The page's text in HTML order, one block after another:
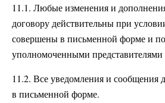
11.1. Любые изменения и
договору действительны при
совершены в письменной форме и
уполномоченными представителями
11.2. Все уведомления и сообщения
в письменной форме.